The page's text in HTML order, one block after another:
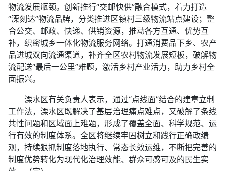
物流发展瓶颈。创新推行“交邮快供”融合模式，着力打造
“溧刻达”物流品牌，分类推进区镇村三级物流站点建设；整
合公交、邮政、快递、供销资源，推动各方互通、优势互
补，织密城乡一体化物流服务网络。打通消费品下乡、农产
品进城双向流通渠道，补齐全区农村物流发展短板，破解物
流配送“最后一公里”难题，激活乡村产业活力，助力乡村全
面振兴。
溧水区有关负责人表示，通过“点线面”结合的建章立制
工作法，溧水区既解决了基层治理痛点难点，又破解了条线
共性问题和区域面上难题，形成了覆盖全面、科学规范、运
行有效的制度体系。全区将继续牢固树立和践行正确政绩
观，持续狠抓制度落地执行、常态长效运维，不断把完善的
制度优势转化为现代化治理效能、群众可感可及的民生实